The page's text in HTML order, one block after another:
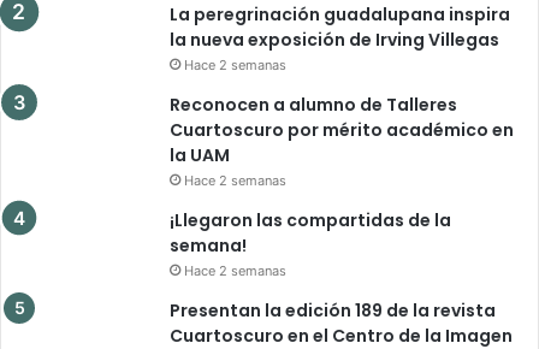
La peregrinación guadalupana inspira
la nueva exposición de Irving Villegas
Hace 2 semanas
Reconocen a alumno de Talleres
Cuartoscuro por mérito académico en
la UAM
Hace 2 semanas
¡Llegaron las compartidas de la
semana!
Hace 2 semanas
Presentan la edición 189 de la revista
Cuartoscuro en el Centro de la Imagen